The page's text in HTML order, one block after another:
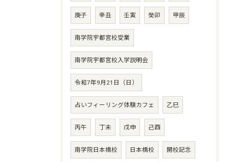
庚子 辛丑 壬寅 癸卯 甲辰
南学院宇都宮校受業
南学院宇都宮校入学説明会
令和7年9月21日（日）
占いフィーリング体験カフェ 乙巳
丙午 丁未 戊申 己酉
南学院日本橋校 日本橋校 開校記念